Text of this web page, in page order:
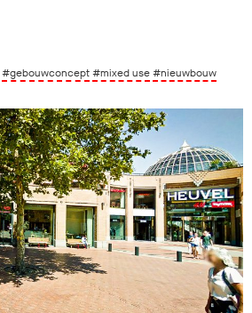
#gebouwconcept#mixed use#nieuwbouw